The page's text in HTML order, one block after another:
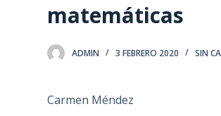
matemáticas
ADMIN 3 FEBRERO 2020 SIN
Carmen Méndez